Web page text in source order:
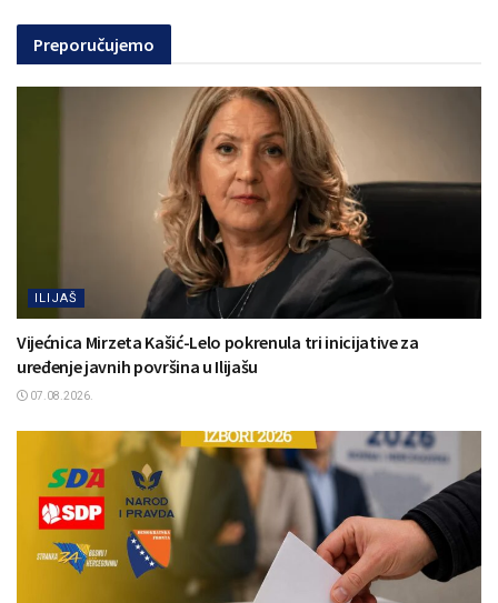
Preporučujemo
ILIJAŠ
Vijećnica Mirzeta Kašić-Lelo pokrenula tri inicijative za
uređenje javnih površina u Ilijašu
07.08.2026.